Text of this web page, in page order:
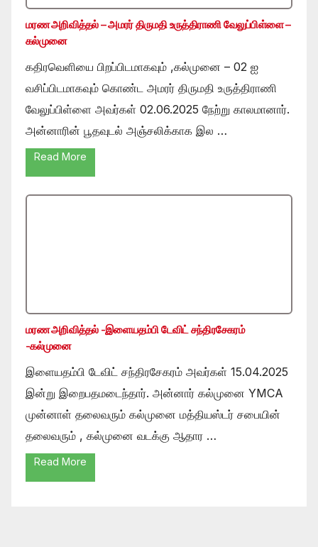
மரண அறிவித்தல் – அமரர் திருமதி உருத்திராணி வேலுப்பிள்ளை –
கல்முனை
கதிரவெளியை பிறப்பிடமாகவும் ,கல்முனை – 02 ஐ
வசிப்பிடமாகவும் கொண்ட அமரர் திருமதி உருத்திராணி
வேலுப்பிள்ளை அவர்கள் 02.06.2025 நேற்று காலமானார்.
அன்னாரின் பூதவுடல் அஞ்சலிக்காக இல …
Read More
மரண அறிவித்தல் -இளையதம்பி டேவிட் சந்திரசேகரம்
-கல்முனை
இளையதம்பி டேவிட் சந்திரசேகரம் அவர்கள் 15.04.2025
இன்று இறைபதமடைந்தார். அன்னார் கல்முனை YMCA
முன்னாள் தலைவரும் கல்முனை மத்தியஸ்டர் சபையின்
தலைவரும் , கல்முனை வடக்கு ஆதார …
Read More